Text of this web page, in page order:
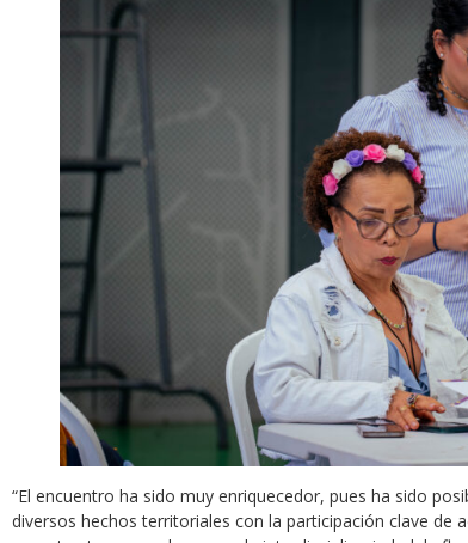
“El encuentro ha sido muy enriquecedor, pues ha sido
diversos hechos territoriales con la participación clave de